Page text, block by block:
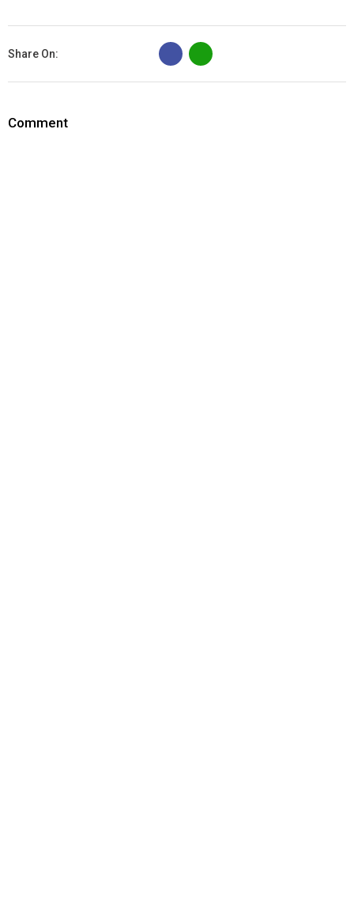
Share On:
B
Comment